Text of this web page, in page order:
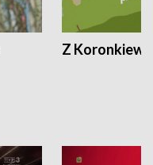
Z